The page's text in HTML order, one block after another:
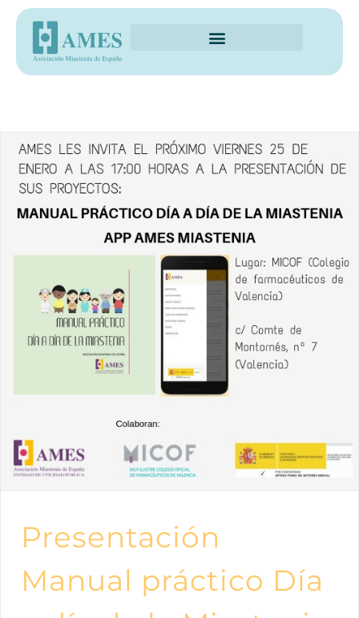
Presentación Manual práctico Día
a día de la Miastenia y APP AMES
Presentación
Manual práctico Día